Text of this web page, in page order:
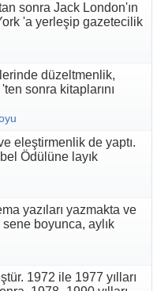
sonra Jack London'ın
'a yerleşip gazetecilik
düzeltmenlik,
sonra kitaplarını
eleştirmenlik de yaptı.
Ödülüne layık
yazıları yazmakta ve
boyunca, aylık
1972 ile 1977 yılları